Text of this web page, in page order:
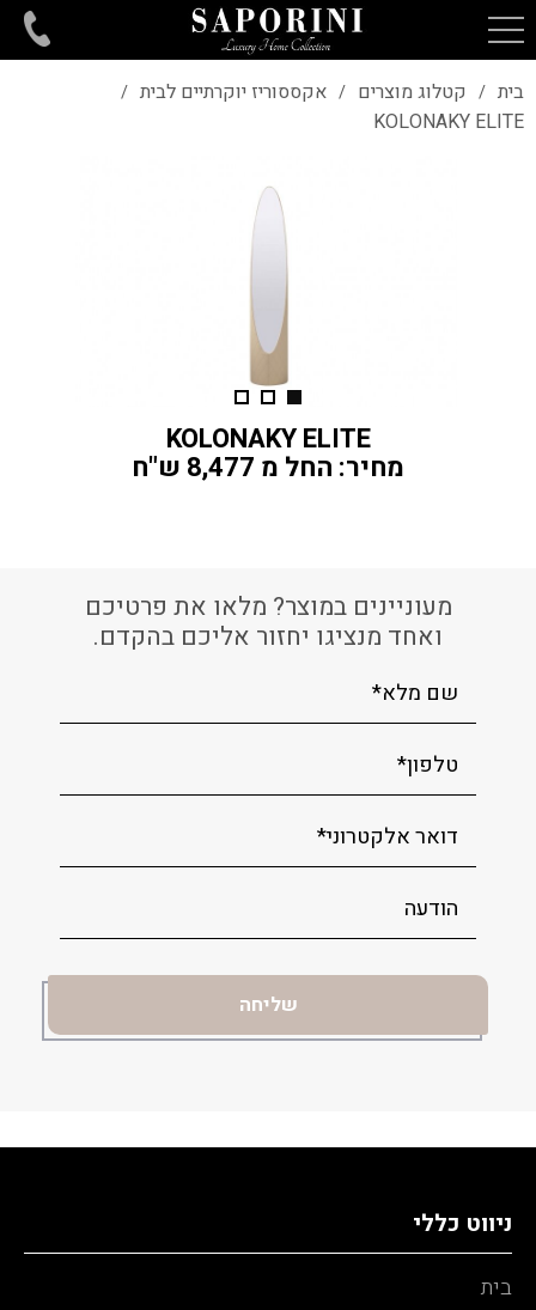
בית / קטלוג מוצרים / אקססוריז יוקרתיים לבית /
KOLONAKY ELITE
KOLONAKY ELITE
מחיר: החל מ 8,477 ש"ח
מעוניינים במוצר? מלאו את פרטיכם
ואחד מנציגו יחזור אליכם בהקדם.
ניווט כללי
בית